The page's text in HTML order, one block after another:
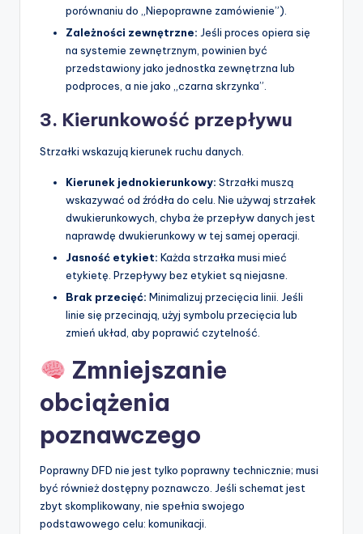
porównaniu do „Niepoprawne zamówienie”).
Zależności zewnętrzne: Jeśli proces opiera się
na systemie zewnętrznym, powinien być
przedstawiony jako jednostka zewnętrzna lub
podproces, a nie jako „czarna skrzynka”.
3. Kierunkowość przepływu
Strzałki wskazują kierunek ruchu danych.
Kierunek jednokierunkowy: Strzałki muszą
wskazywać od źródła do celu. Nie używaj strzałek
dwukierunkowych, chyba że przepływ danych jest
naprawdę dwukierunkowy w tej samej operacji.
Jasność etykiet: Każda strzałka musi mieć
etykietę. Przepływy bez etykiet są niejasne.
Brak przecięć: Minimalizuj przecięcia linii. Jeśli
linie się przecinają, użyj symbolu przecięcia lub
zmień układ, aby poprawić czytelność.
Zmniejszanie
obciążenia
poznawczego
Poprawny DFD nie jest tylko poprawny technicznie; musi
być również dostępny poznawczo. Jeśli schemat jest
zbyt skomplikowany, nie spełnia swojego
podstawowego celu: komunikacji.